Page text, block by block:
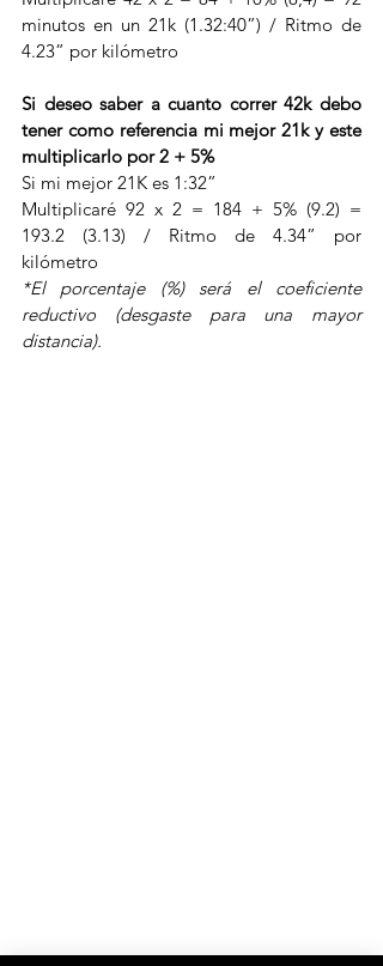
minutos en un 21k (1.32:40”) / Ritmo de
4.23” por kilómetro
Si deseo saber a cuanto correr 42k debo
tener como referencia mi mejor 21k y este
multiplicarlo por 2 + 5%
Si mi mejor 21K es 1:32”
Multiplicaré 92 x 2 = 184 + 5% (9.2) =
193.2 (3.13) / Ritmo de 4.34” por
kilómetro
*El porcentaje (%) será el coeficiente
reductivo (desgaste para una mayor
distancia).